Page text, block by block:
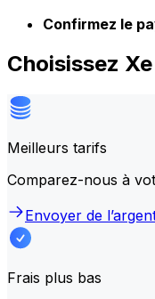
Confirmez le
Choisissez
Meilleurs tarifs
Comparez-nous à
Envoyer de
Frais plus bas